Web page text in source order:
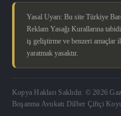
Yasal Uyarı: Bu site Türkiye
Reklam Yasağı Kurallarına
iş geliştirme ve benzeri amaçlar
yaratmak yasaktır.
Kopya Hakları Saklıdır. © 2026
Boşanma Avukatı Dilber Çiftçi